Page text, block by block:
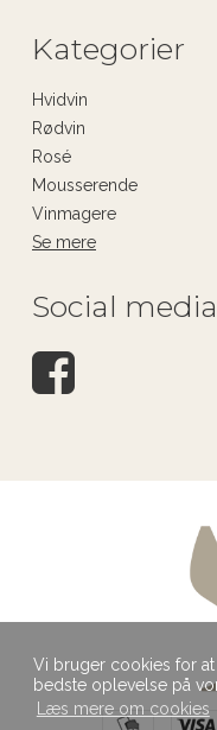
Vi bruger cookies for at
bedste oplevelse på
Læs mere om cookies
Kategorier
Hvidvin
Rødvin
Rosé
Mousserende
Vinmagere
Se mere
Social media